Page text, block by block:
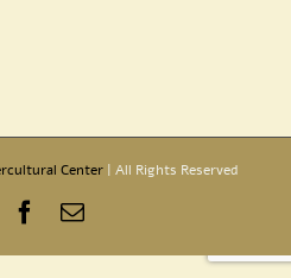
Center| All Rights Reserved
כתובת